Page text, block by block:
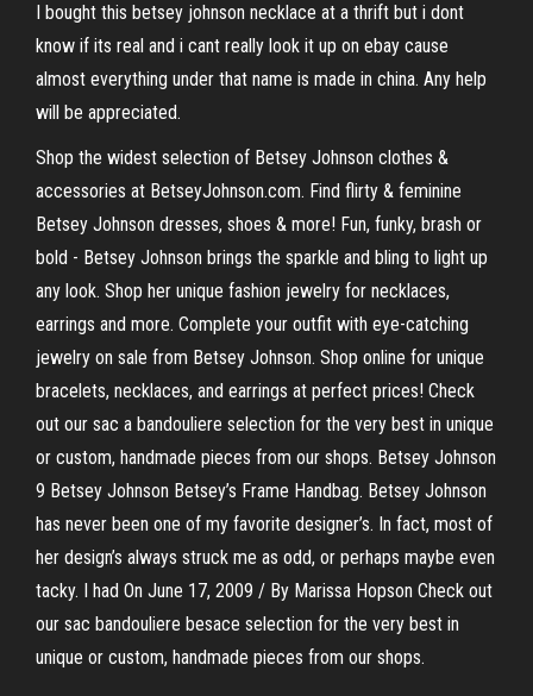
I bought this betsey johnson necklace at a thrift but i dont
know if its real and i cant really look it up on ebay cause
almost everything under that name is made in china. Any help
will be appreciated.
Shop the widest selection of Betsey Johnson clothes &
accessories at BetseyJohnson.com. Find flirty & feminine
Betsey Johnson dresses, shoes & more! Fun, funky, brash or
bold - Betsey Johnson brings the sparkle and bling to light up
any look. Shop her unique fashion jewelry for necklaces,
earrings and more. Complete your outfit with eye-catching
jewelry on sale from Betsey Johnson. Shop online for unique
bracelets, necklaces, and earrings at perfect prices! Check
out our sac a bandouliere selection for the very best in unique
or custom, handmade pieces from our shops. Betsey Johnson
9 Betsey Johnson Betsey’s Frame Handbag. Betsey Johnson
has never been one of my favorite designer’s. In fact, most of
her design’s always struck me as odd, or perhaps maybe even
tacky. I had On June 17, 2009 / By Marissa Hopson Check out
our sac bandouliere besace selection for the very best in
unique or custom, handmade pieces from our shops.